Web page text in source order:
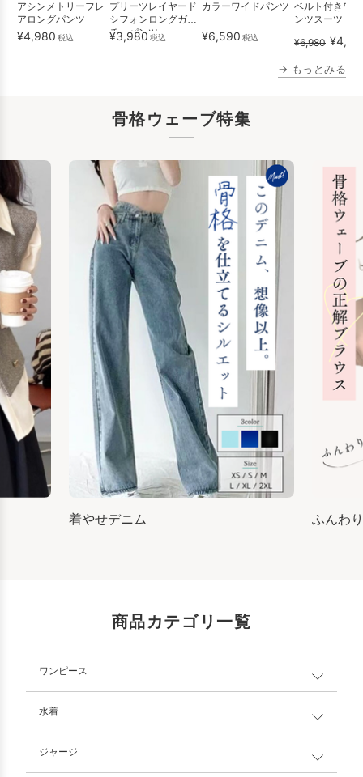
アシンメトリーフレ
アロングパンツ
¥4,980 税込
プリーツレイヤード
シフォンロングガウ
チョパンツ
¥3,980 税込
カラーワイドパンツ
¥6,590 税込
ベルト付きワ
ンツスーツ
¥6,980
→ もっとみる
骨格ウェーブ特集
着やせデニム ふんわ
商品カテゴリ一覧
ワンピース
水着
ジャージ